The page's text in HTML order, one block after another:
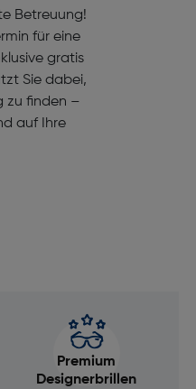
Betreuung!
für eine
gratis
Sie dabei,
zu finden –
auf Ihre
Premium
Designerbrillen